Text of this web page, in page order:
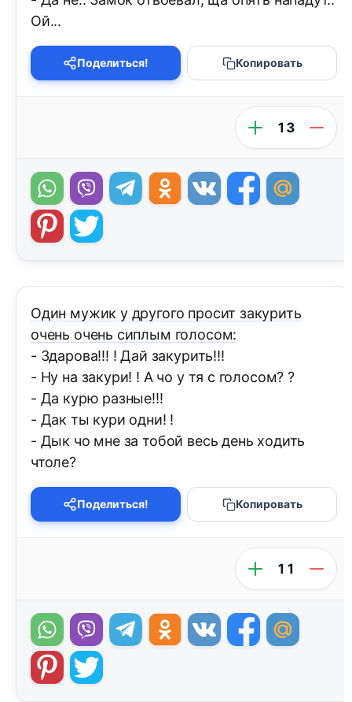
Ой...
Поделиться! Копировать
13
Один мужик у другого просит закурить
очень очень сиплым голосом:
- Здарова!!! ! Дай закурить!!!
- Ну на закури! ! А чо у тя с голосом? ?
- Да курю разные!!!
- Дак ты кури одни! !
- Дык чо мне за тобой весь день ходить
чтоле?
Поделиться! Копировать
11